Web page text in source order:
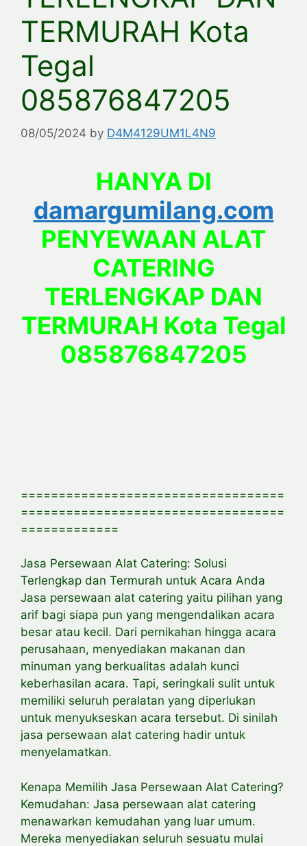
TERMURAH Kota
Tegal
085876847205
08/05/2024 by D4M4129UM1L4N9
HANYA DI
damargumilang.com
PENYEWAAN ALAT
CATERING
TERLENGKAP DAN
TERMURAH Kota Tegal
085876847205
===================================
===================================
=============
Jasa Persewaan Alat Catering: Solusi
Terlengkap dan Termurah untuk Acara Anda
Jasa persewaan alat catering yaitu pilihan yang
arif bagi siapa pun yang mengendalikan acara
besar atau kecil. Dari pernikahan hingga acara
perusahaan, menyediakan makanan dan
minuman yang berkualitas adalah kunci
keberhasilan acara. Tapi, seringkali sulit untuk
memiliki seluruh peralatan yang diperlukan
untuk menyukseskan acara tersebut. Di sinilah
jasa persewaan alat catering hadir untuk
menyelamatkan.
Kenapa Memilih Jasa Persewaan Alat Catering?
Kemudahan: Jasa persewaan alat catering
menawarkan kemudahan yang luar umum.
Mereka menyediakan seluruh sesuatu mulai